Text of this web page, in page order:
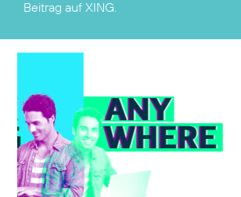
Beitrag auf XING